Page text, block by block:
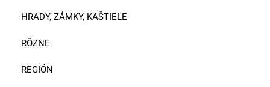
HRADY, ZÁMKY, KAŠTIELE
RÔZNE
REGIÓN